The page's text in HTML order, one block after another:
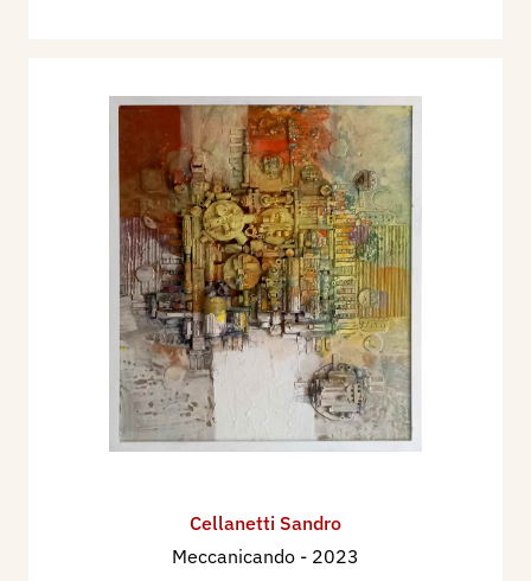
Cellanetti Sandro
Meccanicando - 2023